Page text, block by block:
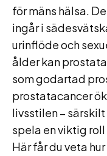
för mäns hälsa.
ingår i
urinflöde och
ålder kan
som godartad
prostatacancer
livsstilen –
spela en viktig
Här får du veta